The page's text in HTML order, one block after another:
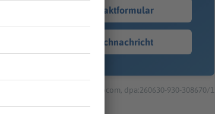
Kontaktformular
Sprachnachricht
© dpa-infocom, dpa:260630-930-308670/1